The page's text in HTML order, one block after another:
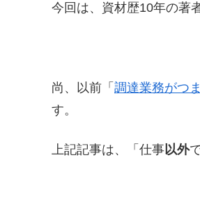
今回は、資材歴10年の著
尚、以前「 調達業務がつ
す。
上記記事は、「仕事以外